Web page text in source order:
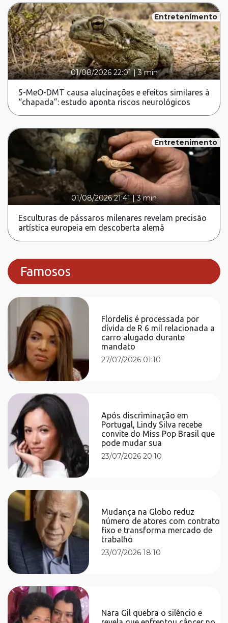
Entretenimento
01/08/2026 22:01|3 min
5-MeO-DMT causa alucinações e efeitos similares à
“chapada”: estudo aponta riscos neurológicos
Entretenimento
01/08/2026 21:41 |3 min
Esculturas de pássaros milenares revelam precisão
artística europeia em descoberta alemã
Famosos
Flordelis é processada por
dívida de R 6 mil relacionada a
carro alugado durante
mandato
27/07/2026 01:10
Após discriminação em
Portugal, Lindy Silva recebe
convite do Miss Pop Brasil que
pode mudar sua
23/07/2026 20:10
Mudança na Globo reduz
número de atores com contrato
fixo e transforma mercado de
trabalho
23/07/2026 18:10
Nara Gil quebra o silêncio e